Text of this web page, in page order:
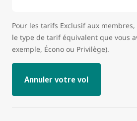
Pour les tarifs Exclusif aux
le type de tarif équivalent que vous
exemple, Écono ou Privilège).
Annuler votre vol